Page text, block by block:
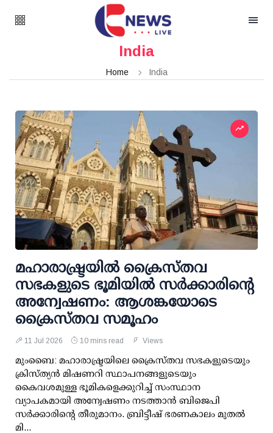
India
Home India
മഹാരാഷ്ട്രയിൽ ക്രൈസ്തവ
സഭകളുടെ ഭൂമിയിൽ സർക്കാരിന്റെ
അന്വേഷണം: ആശങ്കയോടെ
ക്രൈസ്തവ സമൂഹം
11 Jul 2026 10 mins read Views
മുംബൈ: മഹാരാഷ്ട്രയിലെ ക്രൈസ്തവ സഭകളുടെയും
ക്രിസ്ത്യൻ മിഷണറി സ്ഥാപനങ്ങളുടെയും
കൈവശമുള്ള ഭൂമികളെക്കുറിച്ച് സംസ്ഥാന
വ്യാപകമായി അന്വേഷണം നടത്താൻ ബിജെപി
സർക്കാരിന്റെ തീരുമാനം. ബ്രിട്ടീഷ് ഭരണകാലം മുതൽ
മി...